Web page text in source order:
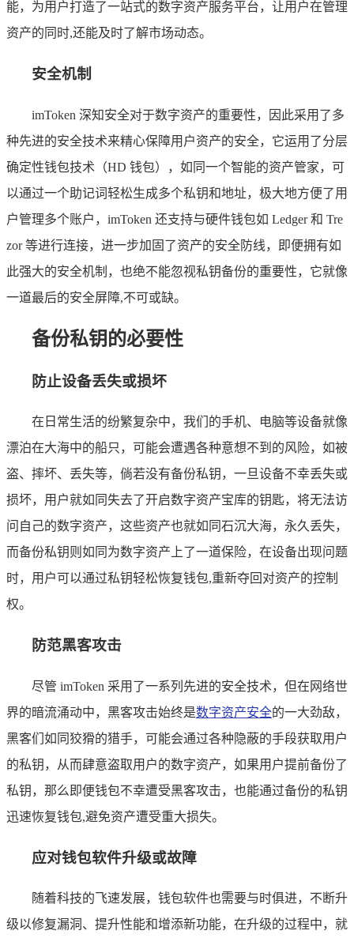
能，为用户打造了一站式的数字资产服务平台，让用户在管理
资产的同时,还能及时了解市场动态。
安全机制
imToken 深知安全对于数字资产的重要性，因此采用了多
种先进的安全技术来精心保障用户资产的安全，它运用了分层
确定性钱包技术（HD 钱包），如同一个智能的资产管家，可
以通过一个助记词轻松生成多个私钥和地址，极大地方便了用
户管理多个账户，imToken 还支持与硬件钱包如 Ledger 和 Tre
zor 等进行连接，进一步加固了资产的安全防线，即便拥有如
此强大的安全机制，也绝不能忽视私钥备份的重要性，它就像
一道最后的安全屏障,不可或缺。
备份私钥的必要性
防止设备丢失或损坏
在日常生活的纷繁复杂中，我们的手机、电脑等设备就像
漂泊在大海中的船只，可能会遭遇各种意想不到的风险，如被
盗、摔坏、丢失等，倘若没有备份私钥，一旦设备不幸丢失或
损坏，用户就如同失去了开启数字资产宝库的钥匙，将无法访
问自己的数字资产，这些资产也就如同石沉大海，永久丢失，
而备份私钥则如同为数字资产上了一道保险，在设备出现问题
时，用户可以通过私钥轻松恢复钱包,重新夺回对资产的控制
权。
防范黑客攻击
尽管 imToken 采用了一系列先进的安全技术，但在网络世
界的暗流涌动中，黑客攻击始终是数字资产安全的一大劲敌，
黑客们如同狡猾的猎手，可能会通过各种隐蔽的手段获取用户
的私钥，从而肆意盗取用户的数字资产，如果用户提前备份了
私钥，那么即便钱包不幸遭受黑客攻击，也能通过备份的私钥
迅速恢复钱包,避免资产遭受重大损失。
应对钱包软件升级或故障
随着科技的飞速发展，钱包软件也需要与时俱进，不断升
级以修复漏洞、提升性能和增添新功能，在升级的过程中，就